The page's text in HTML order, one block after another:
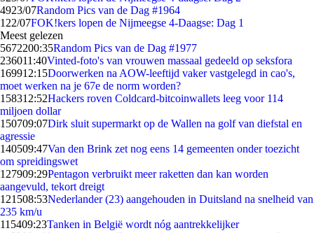
4923/07Random Pics van de Dag #1964
1 22/07FOK!kers lopen de Nijmeegse 4-Daagse: Dag 1
Meest gelezen
5672200:35Random Pics van de Dag #1977
236011:40Vinted-foto's van vrouwen massaal gedeeld op seksfora
169912:15Doorwerken na AOW-leeftijd vaker vastgelegd in cao's,
moet werken na je 67e de norm worden?
158312:52Hackers roven Coldcard-bitcoinwallets leeg voor 114
miljoen dollar
150709:07Dirk sluit supermarkt op de Wallen na golf van diefstal en
agressie
140509:47Van den Brink zet nog eens 14 gemeenten onder toezicht
om spreidingswet
127909:29Pentagon verbruikt meer raketten dan kan worden
aangevuld, tekort dreigt
121508:53Nederlander (23) aangehouden in Duitsland na snelheid van
235 km/u
115409:23Tanken in België wordt nóg aantrekkelijker